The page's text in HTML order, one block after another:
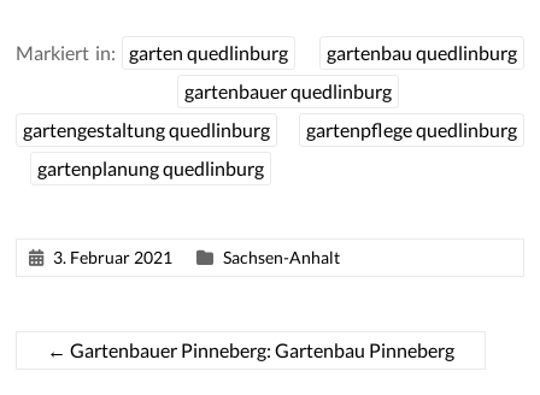
Markiert in: garten quedlinburg
gartenbau quedlinburg
gartenbauer quedlinburg
gartengestaltung quedlinburg
gartenpflege quedlinburg
gartenplanung quedlinburg
3. Februar 2021 Sachsen-Anhalt
← Gartenbauer Pinneberg: Gartenbau Pinneberg